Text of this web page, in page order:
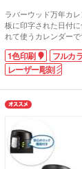
ラバーウッド万年カ
板に印字された日付
れて使うカレンダー
を台紙サイズに合わ
みのカレンダーにする
ラバーウッドとは、
素材。観葉植物とし
すが、花言葉は「永久
色はナチュラルウッ
色から選べます。
長く使える万年カレ
◎。学校の卒業記念や
1色印刷
フルカ
レーザー彫刻